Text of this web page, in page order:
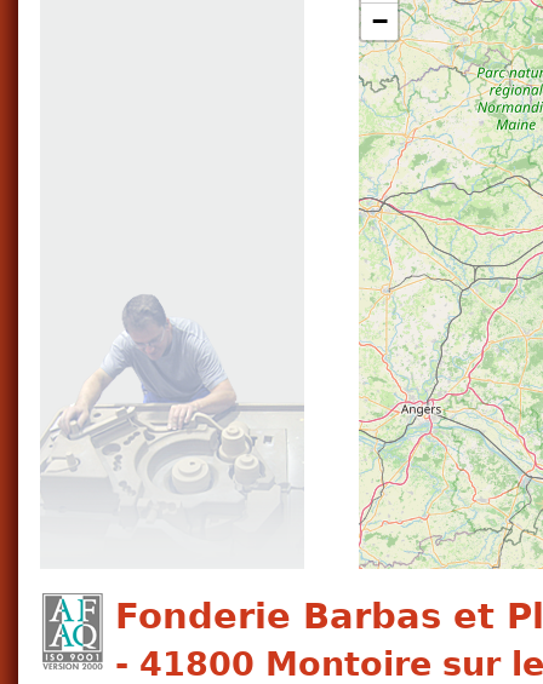
−
Fonderie Barbas et
- 41800 Montoire sur